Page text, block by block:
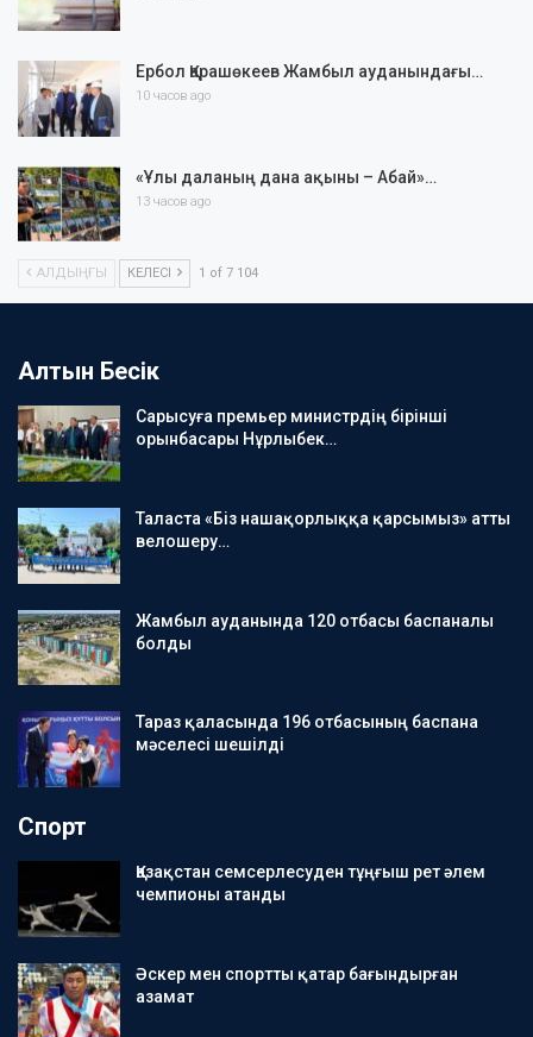
Ербол Қарашөкеев Жамбыл ауданындағы…
10 часов ago
«Ұлы даланың дана ақыны – Абай»…
13 часов ago
АЛДЫҢҒЫ КЕЛЕСІ 1 of 7 104
Алтын Бесік
Сарысуға премьер министрдің бірінші
орынбасары Нұрлыбек…
Таласта «Біз нашақорлыққа қарсымыз» атты
велошеру…
Жамбыл ауданында 120 отбасы баспаналы
болды
Тараз қаласында 196 отбасының баспана
мәселесі шешілді
Спорт
Қазақстан семсерлесуден тұңғыш рет әлем
чемпионы атанды
Әскер мен спортты қатар бағындырған
азамат